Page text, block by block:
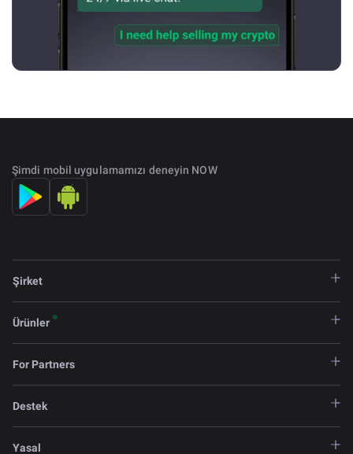
Şimdi mobil uygulamamızı deneyin NOW
Şirket
Ürünler
For Partners
Destek
Yasal